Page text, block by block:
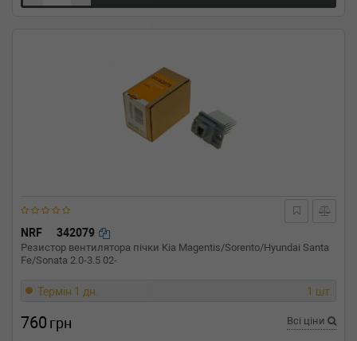
NRF 342079
Резистор вентилятора пічки Kia Magentis/Sorento/Hyundai Santa
Fe/Sonata 2.0-3.5 02-
Термін 1 дн. 1 шт.
760 грн Всі ціни